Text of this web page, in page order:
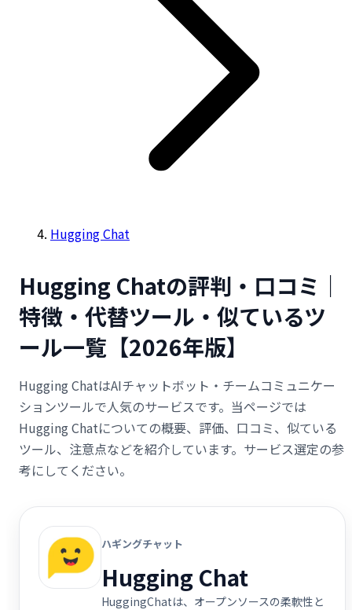
Hugging Chat
Hugging Chatの評判・口コミ｜
特徴・代替ツール・似ているツ
ール一覧【2026年版】
Hugging ChatはAIチャットボット・チームコミュニケー
ションツールで人気のサービスです。当ページでは
Hugging Chatについての概要、評価、口コミ、似ている
ツール、注意点などを紹介しています。サービス選定の参
考にしてください。
ハギングチャット
Hugging Chat
HuggingChatは、オープンソースの柔軟性と